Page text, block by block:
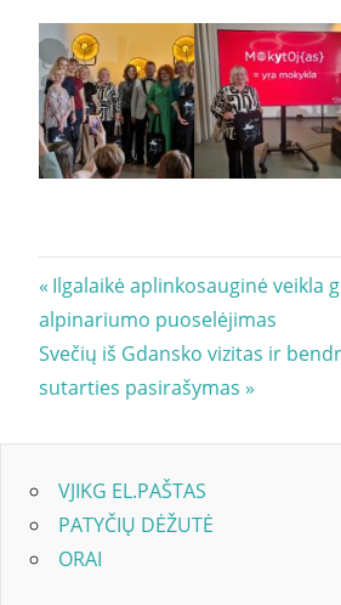
Navigacija
tarp
įrašų
Previous
Post:
Ilgalaikė aplinkosauginė veikla
alpinariumo puoselėjimas
Next
Post:
Svečių iš Gdansko vizitas ir
sutarties pasirašymas
VJIKG EL.PAŠTAS
PATYČIŲ DĖŽUTĖ
ORAI